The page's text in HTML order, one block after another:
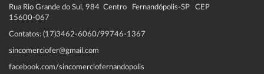
Rua Rio Grande do Sul, 984 Centro Fernandópolis-SP CEP
15600-067
Contatos: (17)3462-6060/99746-1367
sincomerciofer@gmail.com
facebook.com/sincomerciofernandopolis